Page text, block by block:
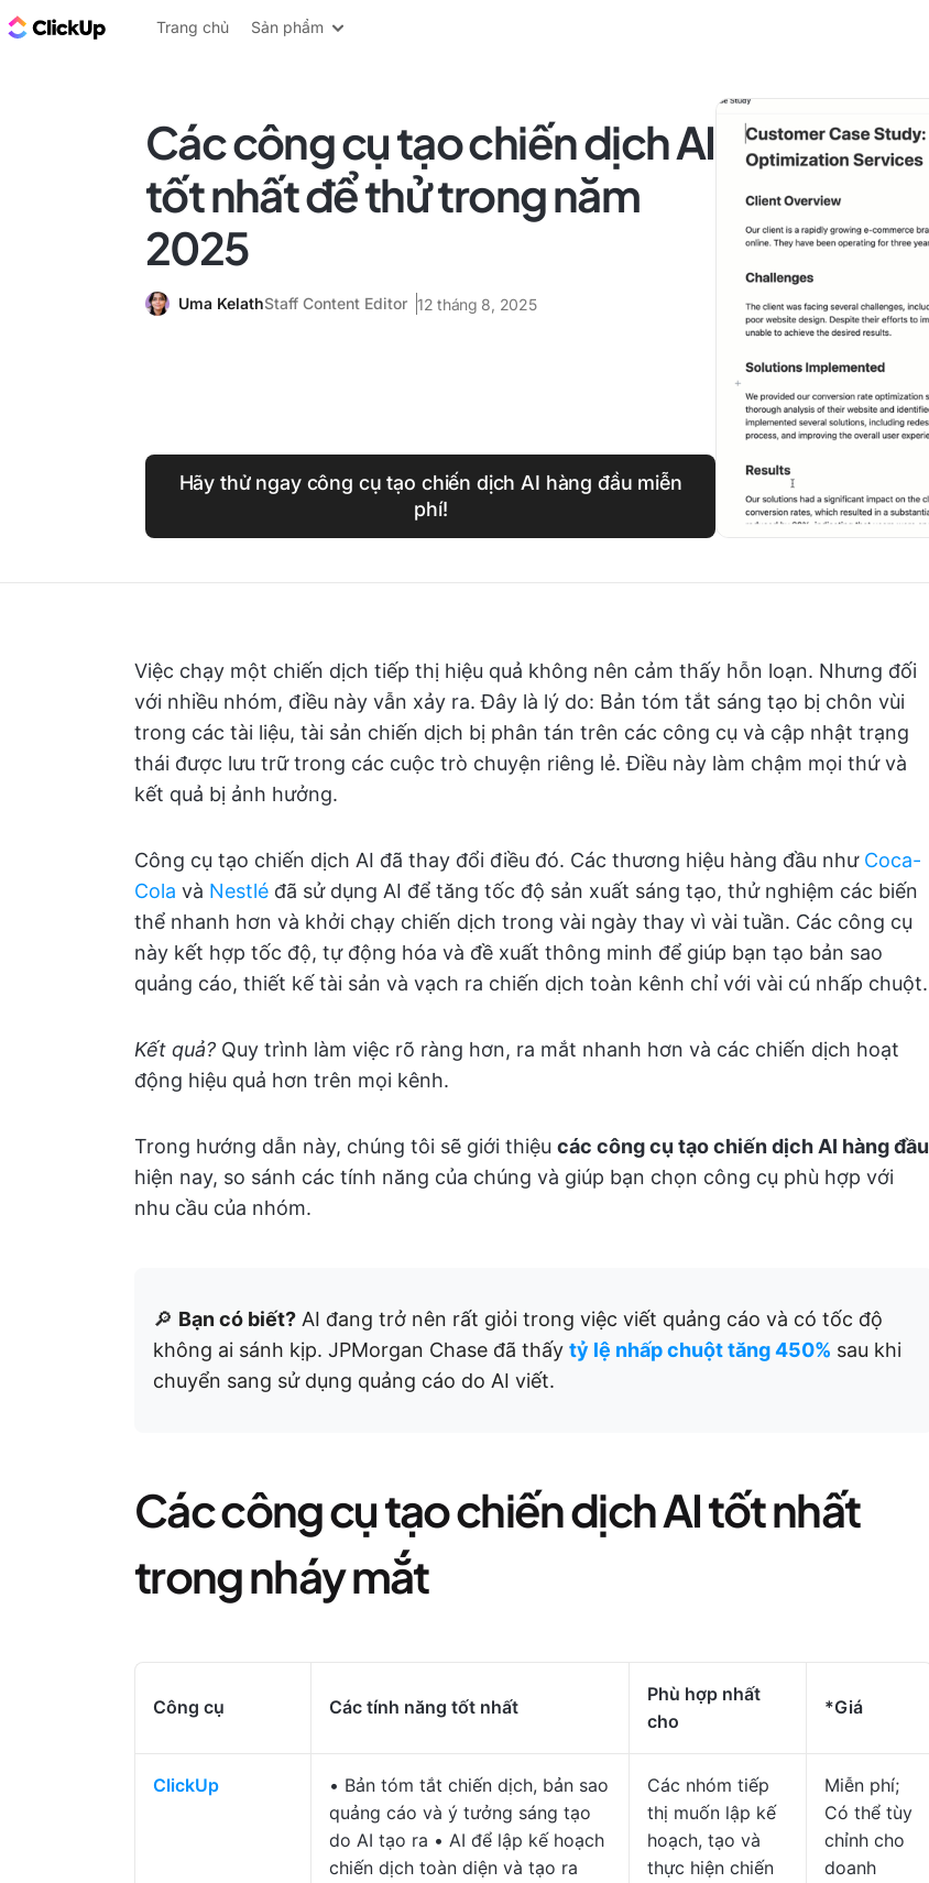
ClickUp Blog
Trang chủ Sản phẩm
Các công cụ tạo chiến dịch AI
tốt nhất để thử trong năm
2025
Uma KelathStaff Content Editor 12 tháng 8, 2025
Hãy thử ngay công cụ tạo chiến dịch AI hàng đầu miễn
phí!
Việc chạy một chiến dịch tiếp thị hiệu quả không nên cảm thấy hỗn loạn. Nhưng đối
với nhiều nhóm, điều này vẫn xảy ra. Đây là lý do: Bản tóm tắt sáng tạo bị chôn vùi
trong các tài liệu, tài sản chiến dịch bị phân tán trên các công cụ và cập nhật trạng
thái được lưu trữ trong các cuộc trò chuyện riêng lẻ. Điều này làm chậm mọi thứ và
kết quả bị ảnh hưởng.
Công cụ tạo chiến dịch AI đã thay đổi điều đó. Các thương hiệu hàng đầu như Coca-
Cola và Nestlé đã sử dụng AI để tăng tốc độ sản xuất sáng tạo, thử nghiệm các biến
thể nhanh hơn và khởi chạy chiến dịch trong vài ngày thay vì vài tuần. Các công cụ
này kết hợp tốc độ, tự động hóa và đề xuất thông minh để giúp bạn tạo bản sao
quảng cáo, thiết kế tài sản và vạch ra chiến dịch toàn kênh chỉ với vài cú nhấp chuột.
Kết quả? Quy trình làm việc rõ ràng hơn, ra mắt nhanh hơn và các chiến dịch hoạt
động hiệu quả hơn trên mọi kênh.
Trong hướng dẫn này, chúng tôi sẽ giới thiệu các công cụ tạo chiến dịch AI hàng đầu
hiện nay, so sánh các tính năng của chúng và giúp bạn chọn công cụ phù hợp với
nhu cầu của nhóm.
🔎 Bạn có biết? AI đang trở nên rất giỏi trong việc viết quảng cáo và có tốc độ
không ai sánh kịp. JPMorgan Chase đã thấy tỷ lệ nhấp chuột tăng 450% sau khi
chuyển sang sử dụng quảng cáo do AI viết.
Các công cụ tạo chiến dịch AI tốt nhất
trong nháy mắt
Công cụ Các tính năng tốt nhất
Phù hợp nhất
cho
*Giá
ClickUp
• Bản tóm tắt chiến dịch, bản sao
quảng cáo và ý tưởng sáng tạo
do AI tạo ra • AI để lập kế hoạch
chiến dịch toàn diện và tạo ra
Các nhóm tiếp
thị muốn lập kế
hoạch, tạo và
thực hiện chiến
Miễn phí;
Có thể tùy
chỉnh cho
doanh